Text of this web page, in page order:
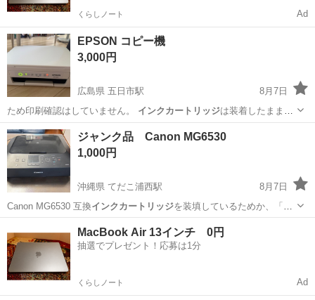
くらしノート Ad
EPSON コピー機
3,000円
広島県 五日市駅
8月7日
ため印刷確認はしていません。 インクカートリッジは装着したままお
渡ししますが、残…
広島 広島市 五日市駅
ジャンク品 Canon MG6530
1,000円
沖縄県 てだこ浦西駅
8月7日
Canon MG6530 互換インクカートリッジを装填しているためか、「プ
リント…
生活家電 Canon
MacBook Air 13インチ 0円
抽選でプレゼント！応募は1分
くらしノート Ad